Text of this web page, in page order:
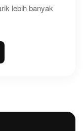
lebih banyak